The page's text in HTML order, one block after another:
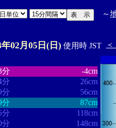
～
年02月05日(日) 使用時 JST ＜
分
-4cm
分
26cm
分
56cm
分
87cm
分
118cm
分
148cm